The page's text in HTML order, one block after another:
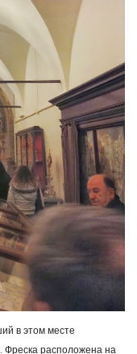
в этом месте
Фреска расположена на